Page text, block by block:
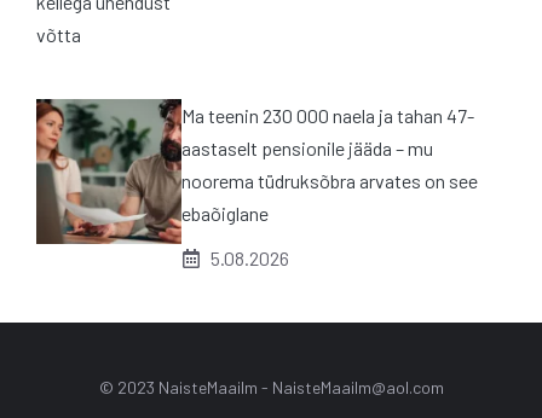
Ma teenin 230 000 naela ja tahan 47-
aastaselt pensionile jääda – mu
noorema tüdruksõbra arvates on see
ebaõiglane
5.08.2026
© 2023 NaisteMaailm - NaisteMaailm@aol.com